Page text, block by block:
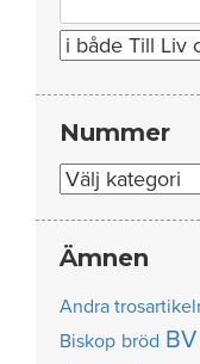
for:
Nummer
Nummer
Ämnen
Andra
Biskop bröd BV